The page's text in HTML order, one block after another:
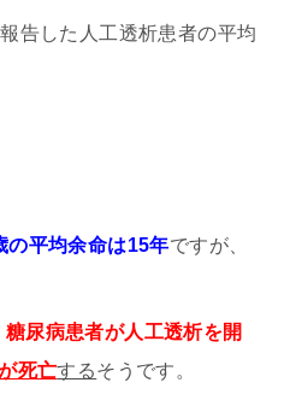
告した人工透析患者の平均
の平均余命は15年ですが、
糖尿病患者が人工透析を開
死亡するそうです。